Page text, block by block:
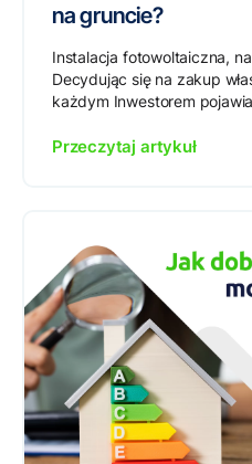
na gruncie?
Instalacja fotowoltaiczna,
Decydując się na zakup
każdym Inwestorem
Przeczytaj artykuł